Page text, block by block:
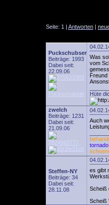
Seite: 1 | Antworten |
Puckschubser
Beiträge: 1993
Dabei seit:
22.09.06
Was
vom
Freund
Hüte
zwelch
Beiträge: 1231
Dabei seit:
21.09.06
Auch
Steffen-NY
Beiträge: 34
Dabei seit:
28.11.08
es gibt
Scheiß
Scheiß